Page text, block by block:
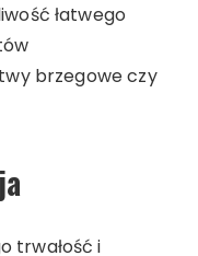
łatwego
brzegowe czy
trwałość i